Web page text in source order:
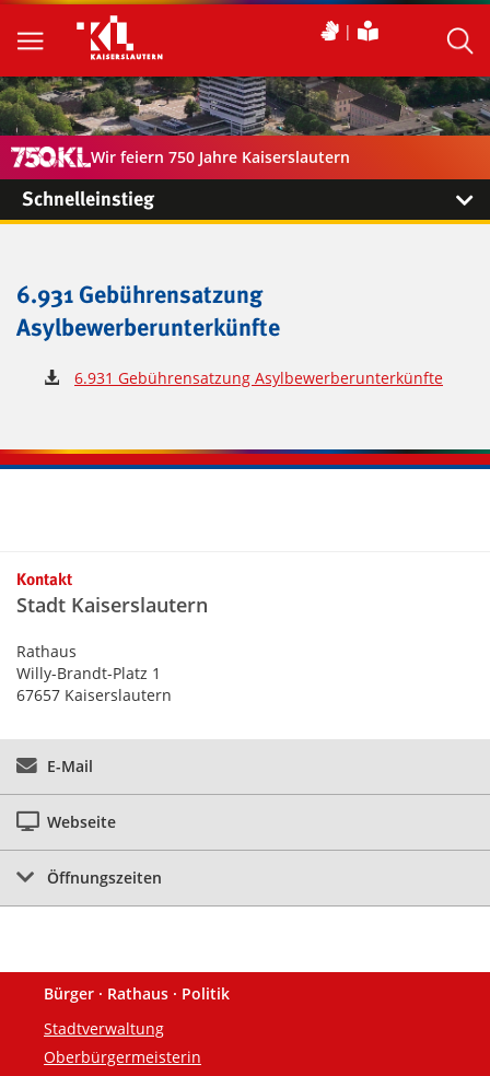
Wir feiern 750 Jahre Kaiserslautern
Schnelleinstieg
6.931 Gebührensatzung
Asylbewerberunterkünfte
6.931 Gebührensatzung Asylbewerberunterkünfte
Kontaktinformationen und Weiterführendes
Kontakt
Stadt Kaiserslautern
Rathaus
Willy-Brandt-Platz 1
67657 Kaiserslautern
E-Mail
Webseite
Öffnungszeiten
Fußzeile
Bürger · Rathaus · Politik
Stadtverwaltung
Oberbürgermeisterin